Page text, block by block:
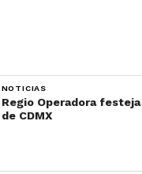
NOTICIAS
Regio Operadora
de CDMX